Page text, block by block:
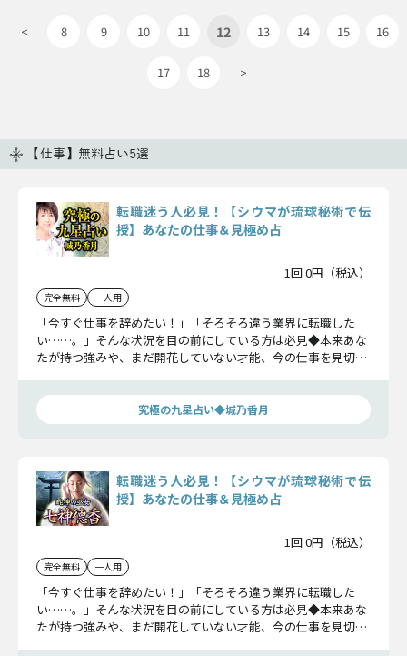
< 8 9 10 11 12 13 14 15 16
17 18 >
【仕事】無料占い5選
転職迷う人必見！【シウマが琉球秘術で伝
授】あなたの仕事＆見極め占
1回 0円（税込）
完全無料 一人用
「今すぐ仕事を辞めたい！」「そろそろ違う業界に転職した
い……。」そんな状況を目の前にしている方は必見◆本来あな
たが持つ強みや、まだ開花していない才能、今の仕事を見切る
ただきます！
究極の九星占い◆城乃香月
転職迷う人必見！【シウマが琉球秘術で伝
授】あなたの仕事＆見極め占
1回 0円（税込）
完全無料 一人用
「今すぐ仕事を辞めたい！」「そろそろ違う業界に転職した
い……。」そんな状況を目の前にしている方は必見◆本来あな
たが持つ強みや、まだ開花していない才能、今の仕事を見切る